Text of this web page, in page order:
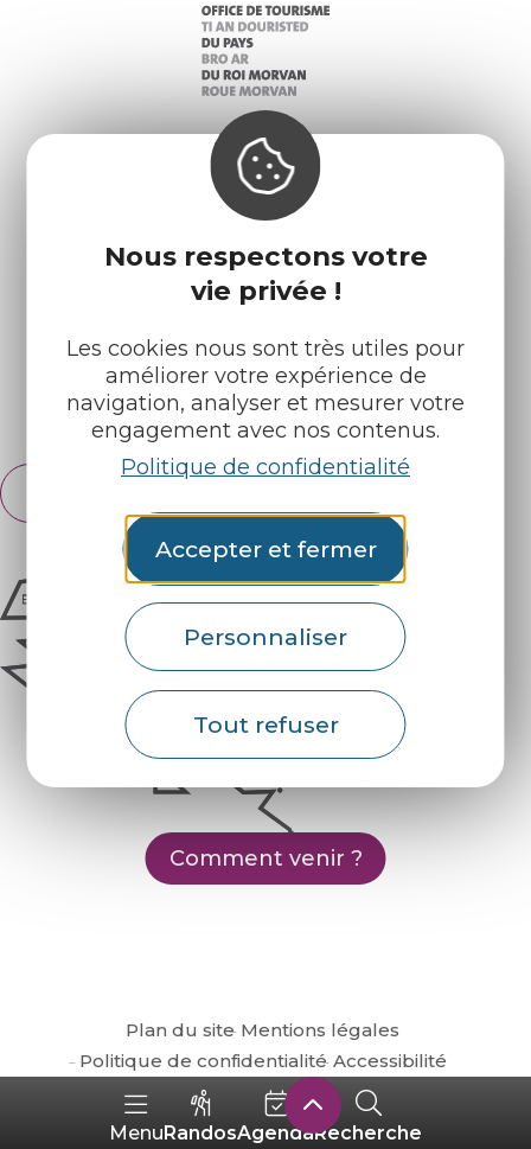
Nous respectons votre
vie privée !
Les cookies nous sont très utiles pour
améliorer votre expérience de
navigation, analyser et mesurer votre
engagement avec nos contenus.
Politique de confidentialité
Accepter et fermer
Personnaliser
Tout refuser
MenuRandosAgendaRecherche
Infos pratiques
Nos brochures
Météo
Retrouvez-nous sur :
Espace pro Partenaires
Comment venir ?
Plan du site Mentions légales
Politique de confidentialité Accessibilité